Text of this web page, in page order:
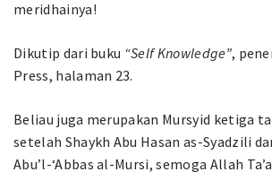
meridhainya!
Dikutip dari buku “Self Knowledge”,
Press, halaman 23.
Beliau juga merupakan Mursyid ketiga
setelah Shaykh Abu Hasan as-Syadzili
Abu’l-‘Abbas al-Mursi, semoga Allah